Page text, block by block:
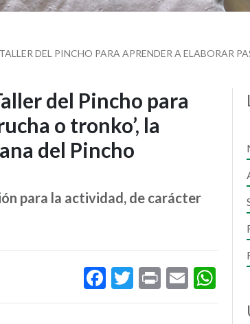
del Pincho para
o tronko’, la
del Pincho
para la actividad, de carácter
Facebook
Twitter
PrintEmail